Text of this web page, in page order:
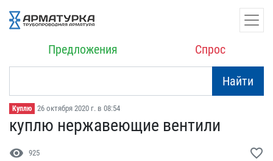
Предложения Спрос
Найти
Куплю 26 октября 2020 г. в 08:54
куплю нержавеющие вентил​и
visibility 925 favorite_border